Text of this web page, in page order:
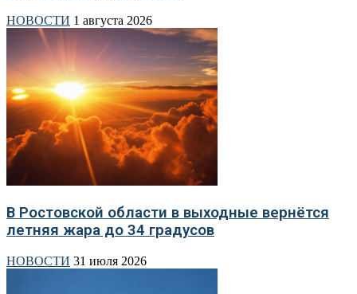
НОВОСТИ 1 августа 2026
В Ростовской области в выходные вернётся
летняя жара до 34 градусов
НОВОСТИ 31 июля 2026